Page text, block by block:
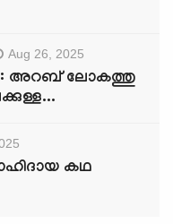
Aug 26, 2025
: അറബ് ലോകത്തു
കഥ